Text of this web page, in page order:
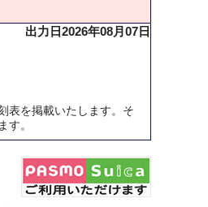
出力日2026年08月07日
表を掲載いたします。そ
す。